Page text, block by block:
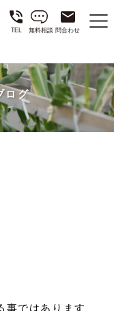
TEL 無料相談 問合わせ
ログ
事ではあります